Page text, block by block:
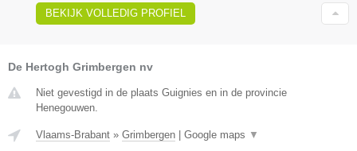
BEKIJK VOLLEDIG PROFIEL
De Hertogh Grimbergen nv
Niet gevestigd in de plaats Guignies en in de provincie
Henegouwen.
Vlaams-Brabant » Grimbergen Google maps ▼